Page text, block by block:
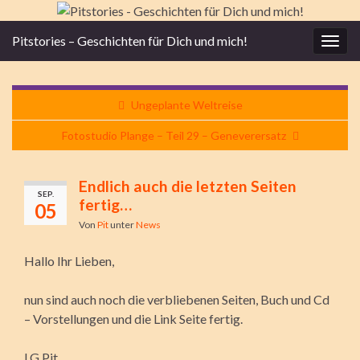
Pitstories – Geschichten für Dich und mich!
Ungeplante Weltreise
Fotostudio Plange – Teil 29 – Geneverersatz
SEP.
05
Endlich auch die letzten Seiten
fertig…
Von PitunterNews
Hallo Ihr Lieben,
nun sind auch noch die verbliebenen Seiten, Buch und Cd
– Vorstellungen und die Link Seite fertig.